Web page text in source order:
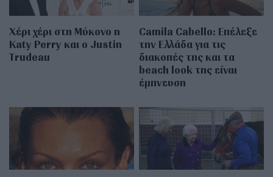
Χέρι χέρι στη Μύκονο η
Katy Perry και ο Justin
Trudeau
Camila Cabello: Επέλεξε
την Ελλάδα για τις
διακοπές της και τα
beach look της είναι
έμπνευση